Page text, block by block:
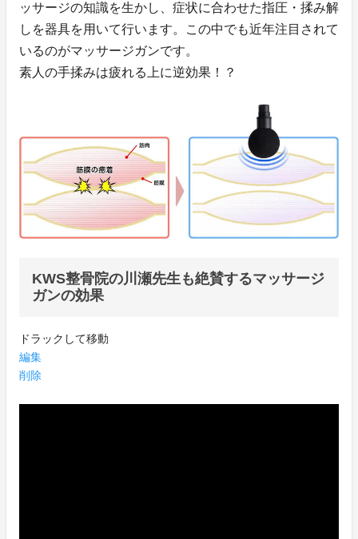
ッサージの知識を生かし、症状に合わせた指圧・揉み解
しを器具を用いて行います。この中でも近年注目されて
いるのがマッサージガンです。
素人の手揉みは疲れる上に逆効果！？
KWS整骨院の川瀬先生も絶賛するマッサージ
ガンの効果
ドラックして移動
編集
削除